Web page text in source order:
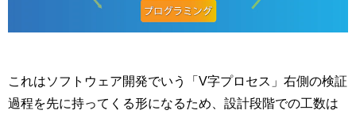
これはソフトウェア開発でいう「V字プロセス」右側の検証
過程を先に持ってくる形になるため、設計段階での工数は